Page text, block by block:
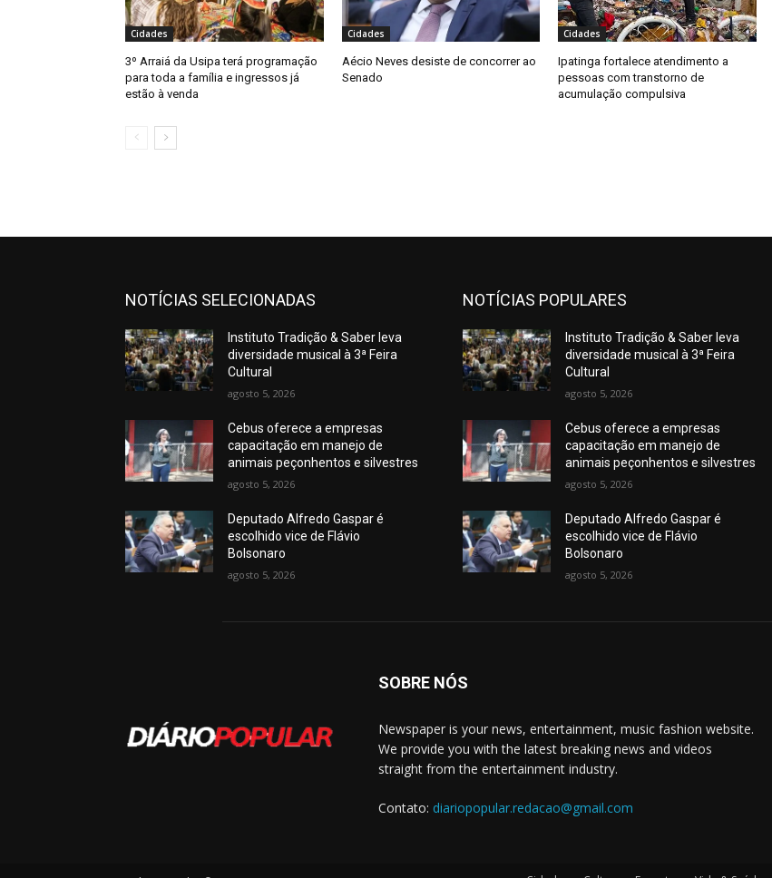
Cidades
3º Arraiá da Usipa terá programação
para toda a família e ingressos já
estão à venda
Cidades
Aécio Neves desiste de concorrer ao
Senado
Cidades
Ipatinga fortalece atendimento a
pessoas com transtorno de
acumulação compulsiva
NOTÍCIAS SELECIONADAS
Instituto Tradição & Saber leva
diversidade musical à 3ª Feira
Cultural
agosto 5, 2026
Cebus oferece a empresas
capacitação em manejo de
animais peçonhentos e silvestres
agosto 5, 2026
Deputado Alfredo Gaspar é
escolhido vice de Flávio
Bolsonaro
agosto 5, 2026
NOTÍCIAS POPULARES
Instituto Tradição & Saber leva
diversidade musical à 3ª Feira
Cultural
agosto 5, 2026
Cebus oferece a empresas
capacitação em manejo de
animais peçonhentos e silvestres
agosto 5, 2026
Deputado Alfredo Gaspar é
escolhido vice de Flávio
Bolsonaro
agosto 5, 2026
SOBRE NÓS
Newspaper is your news, entertainment, music fashion website.
We provide you with the latest breaking news and videos
straight from the entertainment industry.
Contato: diariopopular.redacao@gmail.com